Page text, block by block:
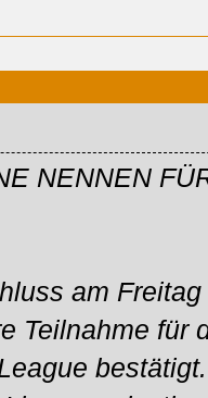
NENNEN
am
Teilnahme für